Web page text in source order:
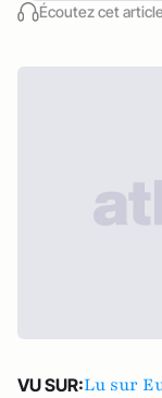
Écoutez cet
VU SUR:Lu sur